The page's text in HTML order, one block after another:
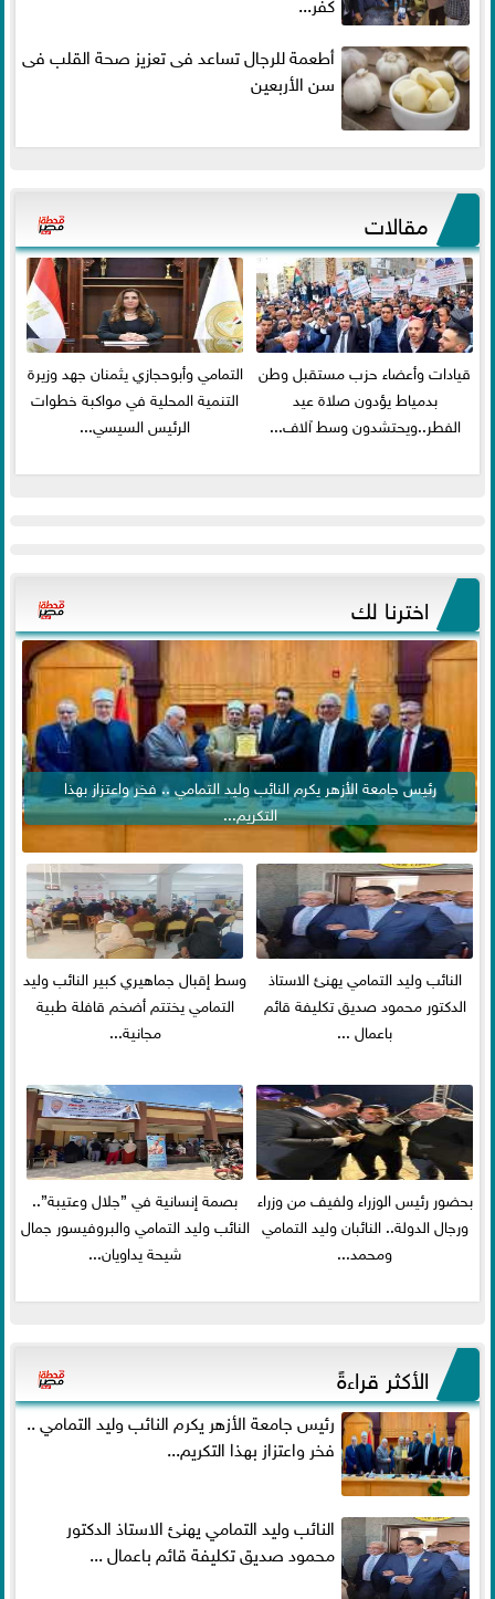
أطعمة للرجال تساعد فى تعزيز صحة القلب فى
سن الأربعين
مقالات
قيادات وأعضاء حزب مستقبل وطن
بدمياط يؤدون صلاة عيد
الفطر..ويحتشدون وسط آلاف...
التمامي وأبوحجازي يثمنان جهد وزيرة
التنمية المحلية في مواكبة خطوات
الرئيس السيسي...
اخترنا لك
رئيس جامعة الأزهر يكرم النائب وليد التمامي .. فخر واعتزاز بهذا
التكريم...
النائب وليد التمامي يهنئ الاستاذ
الدكتور محمود صديق تكليفة قائم
باعمال ...
وسط إقبال جماهيري كبير النائب وليد
التمامي يختتم أضخم قافلة طبية
مجانية...
بحضور رئيس الوزراء ولفيف من وزراء
ورجال الدولة.. النائبان وليد التمامي
ومحمد...
بصمة إنسانية في ”جلال وعتيبة”..
النائب وليد التمامي والبروفيسور جمال
شيحة يداويان...
الأكثر قراءةً
رئيس جامعة الأزهر يكرم النائب وليد التمامي ..
فخر واعتزاز بهذا التكريم...
النائب وليد التمامي يهنئ الاستاذ الدكتور
محمود صديق تكليفة قائم باعمال ...